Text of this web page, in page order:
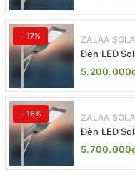
- 17% ZALAA
Đèn LED
One |
- 16% ZALAA
Đèn LED
One |